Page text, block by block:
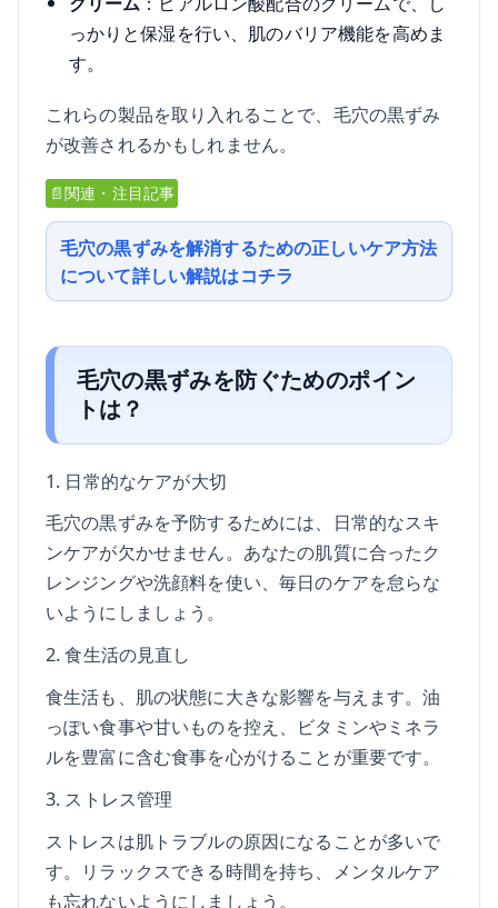
っかりと保湿を行い、肌のバリア機能を高めま
す。
これらの製品を取り入れることで、毛穴の黒ずみ
が改善されるかもしれません。
📄関連・注目記事
毛穴の黒ずみを解消するための正しいケア方法
について詳しい解説はコチラ
毛穴の黒ずみを防ぐためのポイン
トは？
1. 日常的なケアが大切
毛穴の黒ずみを予防するためには、日常的なスキ
ンケアが欠かせません。あなたの肌質に合ったク
レンジングや洗顔料を使い、毎日のケアを怠らな
いようにしましょう。
2. 食生活の見直し
食生活も、肌の状態に大きな影響を与えます。油
っぽい食事や甘いものを控え、ビタミンやミネラ
ルを豊富に含む食事を心がけることが重要です。
3. ストレス管理
ストレスは肌トラブルの原因になることが多いで
す。リラックスできる時間を持ち、メンタルケア
も忘れないようにしましょう。